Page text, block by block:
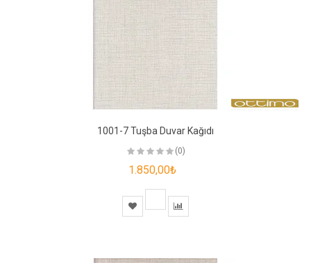
1001-7 Tuşba Duvar Kağıdı
(0)
1.850,00₺